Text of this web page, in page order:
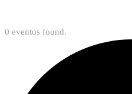
0 eventos found.